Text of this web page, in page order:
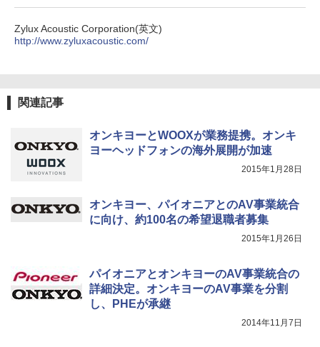
Zylux Acoustic Corporation(英文)
http://www.zyluxacoustic.com/
関連記事
オンキヨーとWOOXが業務提携。オンキ
ヨーヘッドフォンの海外展開が加速
2015年1月28日
オンキヨー、パイオニアとのAV事業統合
に向け、約100名の希望退職者募集
2015年1月26日
パイオニアとオンキヨーのAV事業統合の
詳細決定。オンキヨーのAV事業を分割
し、PHEが承継
2014年11月7日